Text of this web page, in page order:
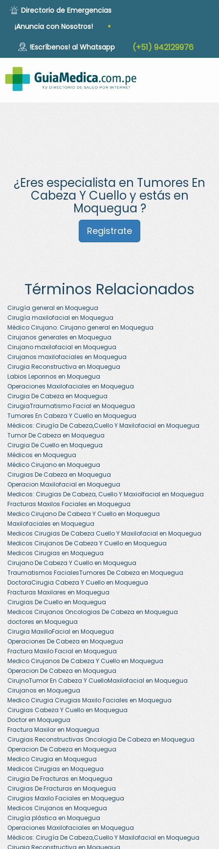
Directorio de Emergencias
¡Anuncia con Nosotros!
·
!Escríbenos! al Whatsapp (+51) 942129976
¿Eres especialista en Tumores En
Cabeza Y Cuello y estás en
Moquegua ?
Registrate
Términos Relacionados
Cirugía general en Moquegua
Cirugía maxilofacial en Moquegua
Médico Cirujano: Cirujano general en Moquegua
Cirujanos generales en Moquegua
Cirujano maxilofacial en Moquegua
Cirujanos maxilofaciales en Moquegua
Cirugia Reconstructiva en Moquegua
Labios Leporinos en Moquegua
Operaciones Maxilofaciales en Moquegua
Cirugia De Cabeza en Moquegua
CirugiaTraumatismo Facial en Moquegua
Tumores En Cabeza Y Cuello en Moquegua
Médicos: Cirugía De Cabeza,Cuello Y Maxilofacial en Moquegua
Tumor De Cabeza en Moquegua
Cirugia De Cuello en Moquegua
Médicos en Moquegua
Médico Cirujano en Moquegua
Cirugias De Cabeza en Moquegua
Operacion Maxilofacial en Moquegua
Medicos: Cirugias De Cabeza, Cuello Y Maxiolfacial en Moquegua
Fracturas Maxilos Faciales en Moquegua
Medico Cirujano De Cabeza Y Cuello en Moquegua
Maxilofaciales en Moquegua
Medicos Cirugias De Cabeza Cuello Y Maxilofacial en Moquegua
Medicos Cirujanos De Cabeza Y Cuello en Moquegua
Medicos Cirugias en Moquegua
Cirujano De Cabeza Y Cuello en Moquegua
Traumatismos FacialesTumores De Cabeza en Moquegua
DoctoraCirugia Cabeza Y Cuello en Moquegua
Fracturas Maxilares en Moquegua
Cirugias De Cuello en Moquegua
Medicos Cirujanos Oncologias De Cabeza en Moquegua
doctores en Moquegua
Cirugia MaxilloFacial en Moquegua
Operaciones De Cabeza en Moquegua
Fractura Maxilo Facial en Moquegua
Medico Cirujanos De Cabeza Y Cuello en Moquegua
Operacion De Cabeza en Moquegua
CirujnoTumor En Cabeza Y CuelloMaxilofacial en Moquegua
Cirujanos en Moquegua
Medico Cirugia Cirugias Maxilo Faciales en Moquegua
Cirugias Cabeza Y Cuello en Moquegua
Doctor en Moquegua
Fractura Maxilar en Moquegua
Cirugias Reconstructivas Oncologia De Cabeza en Moquegua
Operacion De Cabeza en Moquegua
Medico Cirugia en Moquegua
Medicos Cirugias en Moquegua
Cirugia De Fracturas en Moquegua
Cirugias De Fracturas en Moquegua
Cirugias Maxilo Faciales en Moquegua
Medicos Cirujanos en Moquegua
Cirugía plástica en Moquegua
Operaciones Maxilofaciales en Moquegua
Médicos: Cirugía De Cabeza,Cuello Y Maxilofacial en Moquegua
Cirugia Reconstructiva en Moquegua